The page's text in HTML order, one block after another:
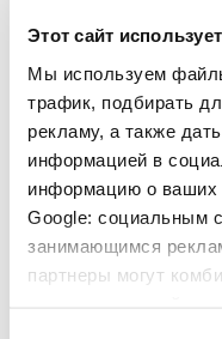
Этот сайт
Мы используем
трафик, подбирать
рекламу, а также
информацией в
информацию о ваших
Google: социальным
занимающимся
партнеры могут
Интеграция
Инструмент BOM
Allocation(BMAX)
миграции всех
настроить новые
материалов и
расширения в
Интеграция